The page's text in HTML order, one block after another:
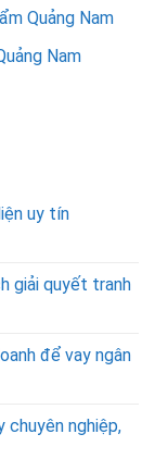
Quảng Nam
Nam
uy tín
giải quyết tranh
để vay ngân
chuyên nghiệp,